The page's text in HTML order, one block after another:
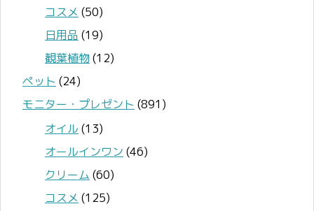
コスメ (50)
日用品 (19)
観葉植物(12)
ペット (24)
モニター・プレゼント (891)
オイル (13)
オールインワン (46)
クリーム (60)
コスメ (125)